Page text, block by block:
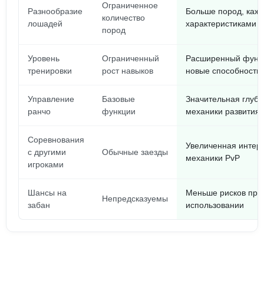
Разнообразие
лошадей
Ограниченное
количество
пород
Больше пород,
характеристиками
Уровень
тренировки
Ограниченный
рост навыков
Расширенный
новые способности
Управление
ранчо
Базовые
функции
Значительная
механики развития
Соревнования
с другими
игроками
Обычные заезды
Увеличенная
механики PvP
Шансы на
забан
Непредсказуемы
Меньше рисков при
использовании